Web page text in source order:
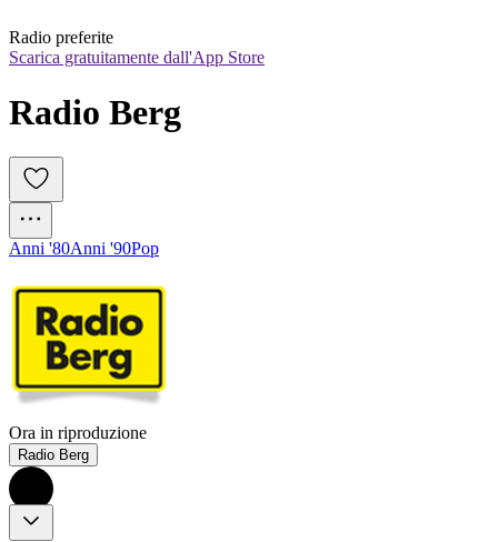
Radio preferite
Scarica gratuitamente dall'App Store
Radio Berg
Anni '80Anni '90Pop
Ora in riproduzione
Radio Berg